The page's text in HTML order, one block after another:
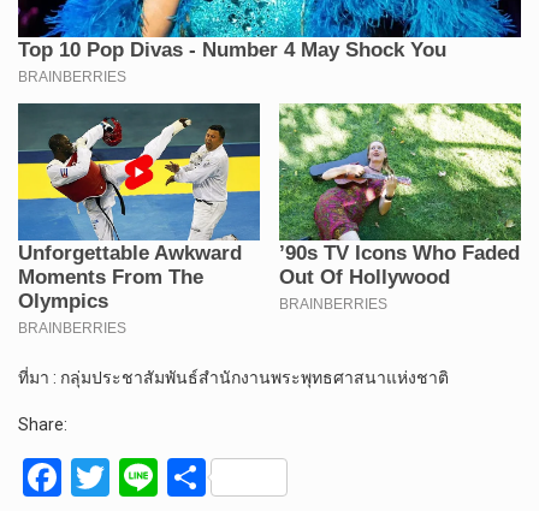
ที่มา : กลุ่มประชาสัมพันธ์สำนักงานพระพุทธศาสนาแห่งชาติ
Share:
F
T
Li S